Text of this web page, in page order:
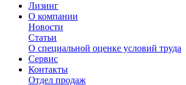
Лизинг
О компании
Новости
Статьи
О специальной оценке условий труда
Сервис
Контакты
Отдел продаж